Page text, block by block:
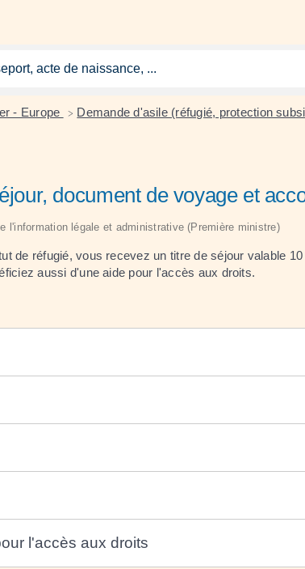
- Europe > Demande d'asile (réfugié, protection
document de voyage et
l'information légale et administrative (Première ministre)
de réfugié, vous recevez un titre de séjour valable
aussi d'une aide pour l'accès aux droits.
l'accès aux droits